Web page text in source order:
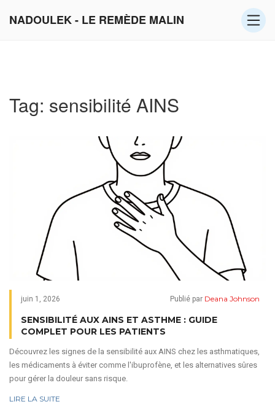
NADOULEK - LE REMÈDE MALIN
Tag: sensibilité AINS
juin 1, 2026 Publié par Deana Johnson
SENSIBILITÉ AUX AINS ET ASTHME : GUIDE
COMPLET POUR LES PATIENTS
Découvrez les signes de la sensibilité aux AINS chez les asthmatiques,
les médicaments à éviter comme l'ibuprofène, et les alternatives sûres
pour gérer la douleur sans risque.
LIRE LA SUITE